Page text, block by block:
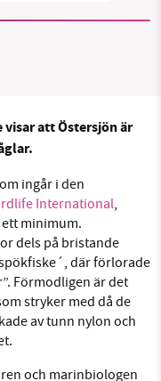
Tipsa oss
LinkedIn
att Östersjön är
ingår i den
International,
minimum.
dels på bristande
där förlorade
Förmodligen är det
stryker med då de
av tunn nylon och
och marinbiologen
genom
Nu vill vi
en slant till